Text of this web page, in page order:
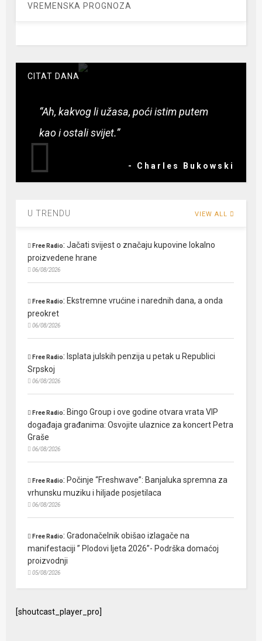
VREMENSKA PROGNOZA
CITAT DANA
“Ah, kakvog li užasa, poći istim putem
kao i ostali svijet.”
- Charles Bukowski
U TRENDU VIEW ALL
Free Radio:Jačati svijest o značaju kupovine lokalno
proizvedene hrane
06/08/2026
Free Radio: Ekstremne vrućine i narednih dana, a onda
preokret
06/08/2026
Free Radio: Isplata julskih penzija u petak u Republici
Srpskoj
06/08/2026
Free Radio: Bingo Group i ove godine otvara vrata VIP
događaja građanima: Osvojite ulaznice za koncert Petra
Graše
06/08/2026
Free Radio: Počinje “Freshwave”: Banjaluka spremna za
vrhunsku muziku i hiljade posjetilaca
06/08/2026
Free Radio:Gradonačelnik obišao izlagače na
manifestaciji ” Plodovi ljeta 2026”- Podrška domaćoj
proizvodnji
05/08/2026
[shoutcast_player_pro]